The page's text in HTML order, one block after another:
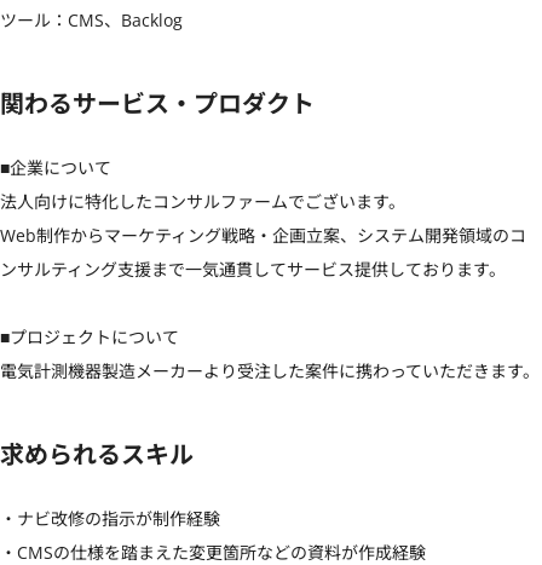
ツール：CMS、Backlog
関わるサービス・プロダクト
■企業について
法人向けに特化したコンサルファームでございます。
Web制作からマーケティング戦略・企画立案、システム開発領域のコ
ンサルティング支援まで一気通貫してサービス提供しております。
■プロジェクトについて
電気計測機器製造メーカーより受注した案件に携わっていただきます。
求められるスキル
・ナビ改修の指示が制作経験
・CMSの仕様を踏まえた変更箇所などの資料が作成経験